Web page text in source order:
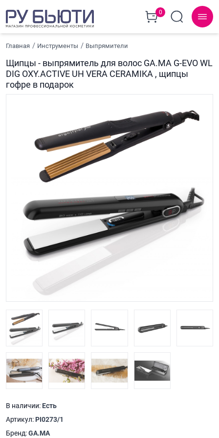
0
Главная Инструменты Выпрямители
Щипцы - выпрямитель для волос GA.MA G-EVO WL
DIG OXY.ACTIVE UH VERA CERAMIKA , щипцы
гофре в подарок
В наличии: Есть
Артикул: PI0273/1
Бренд:GA.MA